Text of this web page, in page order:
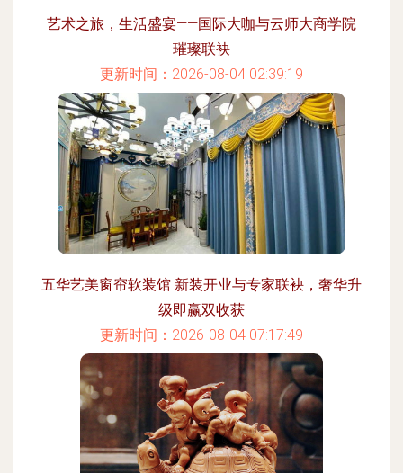
艺术之旅，生活盛宴——国际大咖与云师大商学院
璀璨联袂
更新时间：2026-08-04 02:39:19
五华艺美窗帘软装馆 新装开业与专家联袂，奢华升
级即赢双收获
更新时间：2026-08-04 07:17:49